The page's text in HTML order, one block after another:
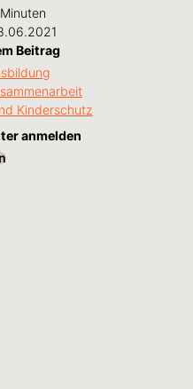
Beitrag
Kinderschutz
anmelden